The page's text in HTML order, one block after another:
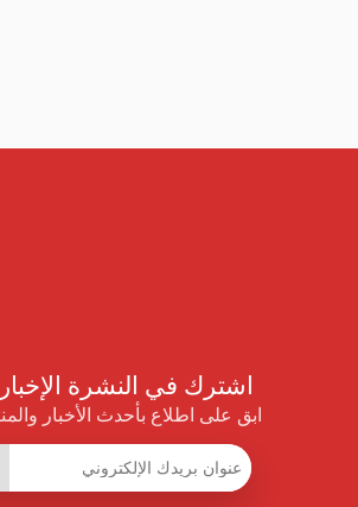
اشترك في النشرة
ابق على اطلاع بأحدث الأخبار